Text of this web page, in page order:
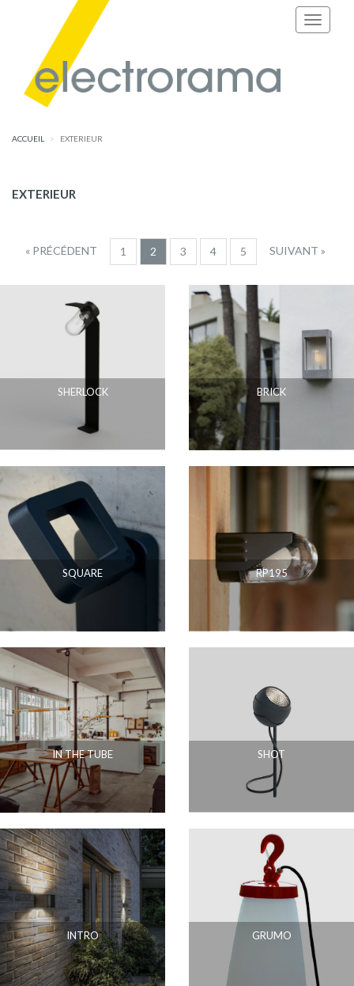
ACCUEIL EXTERIEUR
EXTERIEUR
« PRÉCÉDENT 1 2 3 4 5 SUIVANT »
SHERLOCK BRICK
SQUARE RP195
IN THE TUBE SHOT
INTRO GRUMO